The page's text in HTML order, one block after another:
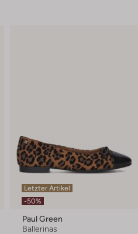
Letzter Artikel
-50%
Paul Green
Ballerinas